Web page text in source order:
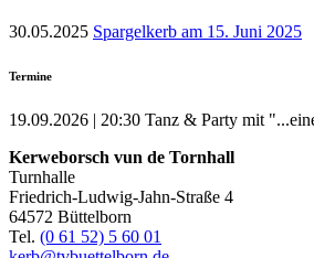
30.05.2025 Spargelkerb am 15. Juni 2025
Termine
19.09.2026 | 20:30 Tanz & Party mit
Kerweborsch vun de Tornhall
Turnhalle
Friedrich-Ludwig-Jahn-Straße 4
64572 Büttelborn
Tel. (0 61 52) 5 60 01